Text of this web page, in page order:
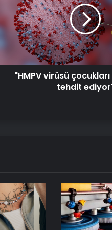
25 Yıllık Miras
Temmuz Ayındaki
Duruşmasına
Eşya Depolama
Seçim Rehberi
yaşlıları
tehdit
ediyor"
"HMPV virüsü çocukları
tehdit